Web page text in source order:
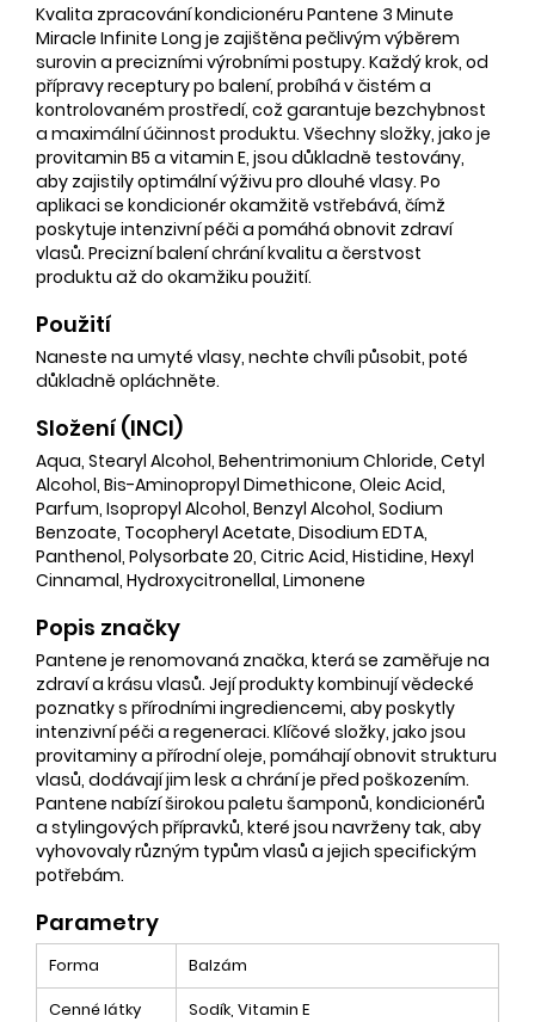
Kvalita zpracování kondicionéru Pantene 3 Minute
Miracle Infinite Long je zajištěna pečlivým výběrem
surovin a precizními výrobními postupy. Každý krok, od
přípravy receptury po balení, probíhá v čistém a
kontrolovaném prostředí, což garantuje bezchybnost
a maximální účinnost produktu. Všechny složky, jako je
provitamin B5 a vitamin E, jsou důkladně testovány,
aby zajistily optimální výživu pro dlouhé vlasy. Po
aplikaci se kondicionér okamžitě vstřebává, čímž
poskytuje intenzivní péči a pomáhá obnovit zdraví
vlasů. Precizní balení chrání kvalitu a čerstvost
produktu až do okamžiku použití.
Použití
Naneste na umyté vlasy, nechte chvíli působit, poté
důkladně opláchněte.
Složení (INCI)
Aqua, Stearyl Alcohol, Behentrimonium Chloride, Cetyl
Alcohol, Bis-Aminopropyl Dimethicone, Oleic Acid,
Parfum, Isopropyl Alcohol, Benzyl Alcohol, Sodium
Benzoate, Tocopheryl Acetate, Disodium EDTA,
Panthenol, Polysorbate 20, Citric Acid, Histidine, Hexyl
Cinnamal, Hydroxycitronellal, Limonene
Popis značky
Pantene je renomovaná značka, která se zaměřuje na
zdraví a krásu vlasů. Její produkty kombinují vědecké
poznatky s přírodními ingrediencemi, aby poskytly
intenzivní péči a regeneraci. Klíčové složky, jako jsou
provitaminy a přírodní oleje, pomáhají obnovit strukturu
vlasů, dodávají jim lesk a chrání je před poškozením.
Pantene nabízí širokou paletu šamponů, kondicionérů
a stylingových přípravků, které jsou navrženy tak, aby
vyhovovaly různým typům vlasů a jejich specifickým
potřebám.
Parametry
Forma
Balzám
Cenné látky
Sodík, Vitamin E